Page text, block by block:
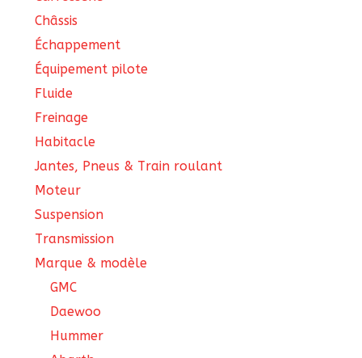
Châssis
Échappement
Équipement pilote
Fluide
Freinage
Habitacle
Jantes, Pneus & Train roulant
Moteur
Suspension
Transmission
Marque & modèle
GMC
Daewoo
Hummer